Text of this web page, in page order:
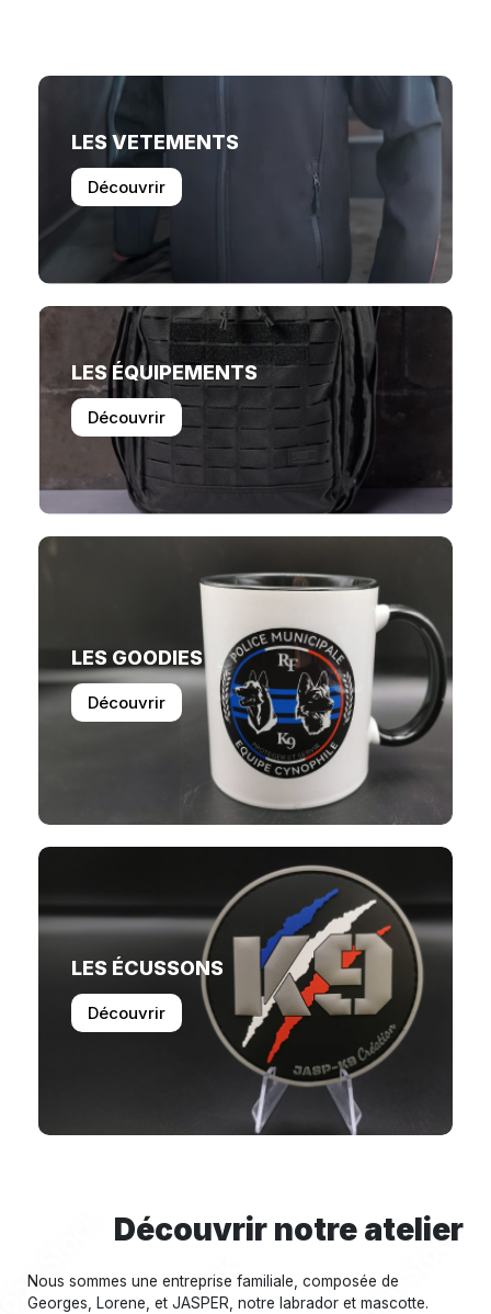
LES VETEMENTS
Découvrir
LES ÉQUIPEMENTS
Découvrir
LES GOODIES
Découvrir
LES ÉCUSSONS
Découvrir
Découvrir notre atelier
Nous sommes une entreprise familiale, composée de
Georges, Lorene, et JASPER, notre labrador et mascotte.